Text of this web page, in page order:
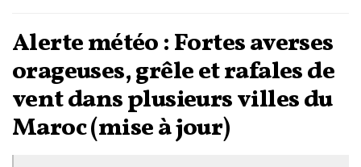
Alerte météo : Fortes averses
orageuses, grêle et rafales de
vent dans plusieurs villes du
Maroc (mise à jour)